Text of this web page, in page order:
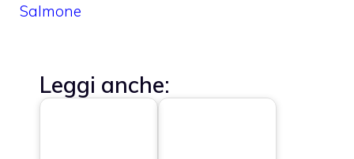
Salmone
Leggi anche: